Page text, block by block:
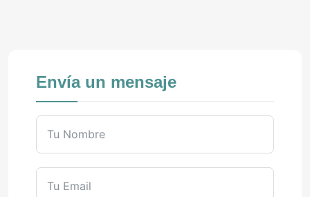
Envía un mensaje